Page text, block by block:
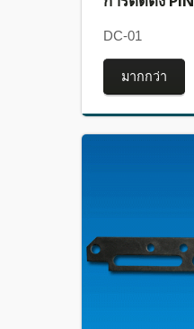
DC-01
มากกว่า